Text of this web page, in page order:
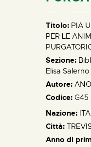
ELISA
CONTATTI
Titolo: PIA
PER LE
Sezione:
Elisa Salerno
Autore:
Codice: G45
Nazione:
Città:
Anno di